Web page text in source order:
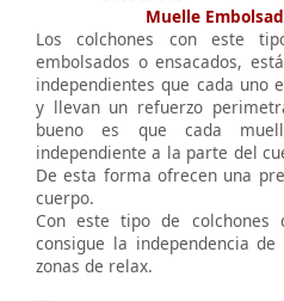
Muelle
Los colchones con este
embolsados o ensacados,
independientes que cada uno
y llevan un refuerzo
bueno es que cada
independiente a la parte del
De esta forma ofrecen una
cuerpo.
Con este tipo de colchones
consigue la independencia
zonas de relax.